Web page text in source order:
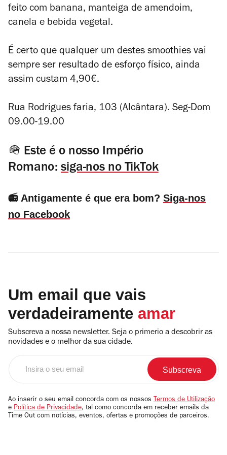
feito com banana, manteiga de amendoim,
canela e bebida vegetal.
É certo que qualquer um destes smoothies vai
sempre ser resultado de esforço físico, ainda
assim custam 4,90€.
Rua Rodrigues faria, 103 (Alcântara). Seg-Dom
09.00-19.00
🪖 Este é o nosso Império
Romano: siga-nos no TikTok
📻 Antigamente é que era bom? Siga-nos
no Facebook
Um email que vais
verdadeiramente amar
Subscreva a nossa newsletter. Seja o primerio a descobrir as
novidades e o melhor da sua cidade.
email
Ao inserir o seu email concorda com os nossos Termos de Utilização
e Política de Privacidade, tal como concorda em receber emails da
Time Out com notícias, eventos, ofertas e promoções de parceiros.